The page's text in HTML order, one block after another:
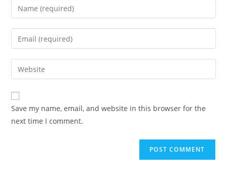
Save my name, email, and website in this browser for the
next time I comment.